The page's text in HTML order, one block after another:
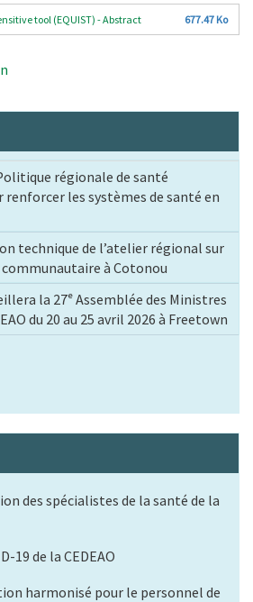
tool (EQUIST) - Abstract 677.47 Ko
régionale de santé
les systèmes de santé en
technique de l’atelier régional sur
à Cotonou
la 27ᵉ Assemblée des Ministres
du 20 au 25 avril 2026 à Freetown
des spécialistes de la santé de la
19 de la CEDEAO
harmonisé pour le personnel de